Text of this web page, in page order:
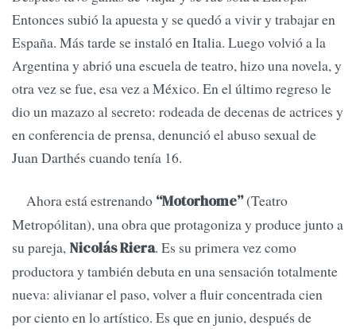
Entonces subió la apuesta y se quedó a vivir y trabajar en
España. Más tarde se instaló en Italia. Luego volvió a la
Argentina y abrió una escuela de teatro, hizo una novela, y
otra vez se fue, esa vez a México. En el último regreso le
dio un mazazo al secreto: rodeada de decenas de actrices y
en conferencia de prensa, denunció el abuso sexual de
Juan Darthés cuando tenía 16.
Ahora está estrenando “Motorhome”(Teatro
Metropólitan), una obra que protagoniza y produce junto a
su pareja,Nicolás Riera. Es su primera vez como
productora y también debuta en una sensación totalmente
nueva: alivianar el paso, volver a fluir concentrada cien
por ciento en lo artístico. Es que en junio, después de